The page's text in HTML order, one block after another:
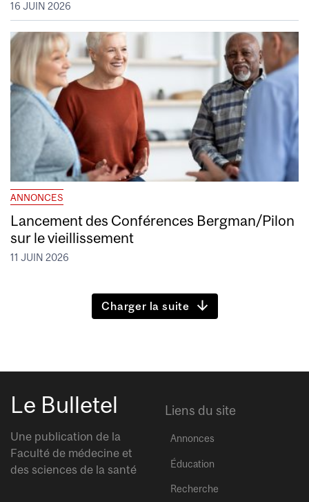
16 JUIN 2026
ANNONCES
Lancement des Conférences Bergman/Pilon
sur le vieillissement
11 JUIN 2026
Charger la suite
Le Bulletel
Une publication de la
Faculté de médecine et
des sciences de la santé
Liens du site
Annonces
Éducation
Recherche